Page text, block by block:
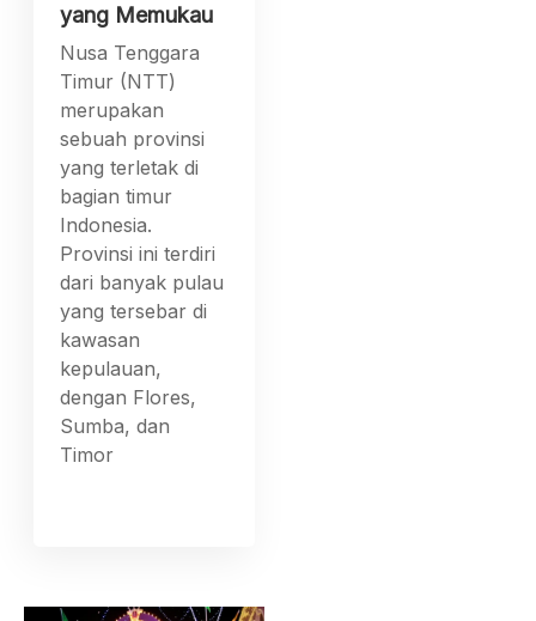
yang Memukau
Nusa Tenggara
Timur (NTT)
merupakan
sebuah provinsi
yang terletak di
bagian timur
Indonesia.
Provinsi ini terdiri
dari banyak pulau
yang tersebar di
kawasan
kepulauan,
dengan Flores,
Sumba, dan
Timor